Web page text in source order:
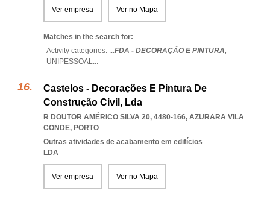
Ver empresa Ver no Mapa
Matches in the search for:
Activity categories: ...FDA - DECORAÇÃO E PINTURA,
UNIPESSOAL...
Castelos - Decorações E Pintura De
Construção Civil, Lda
R DOUTOR AMÉRICO SILVA 20, 4480-166, AZURARA VILA
CONDE, PORTO
Outras atividades de acabamento em edifícios
LDA
Ver empresa Ver no Mapa